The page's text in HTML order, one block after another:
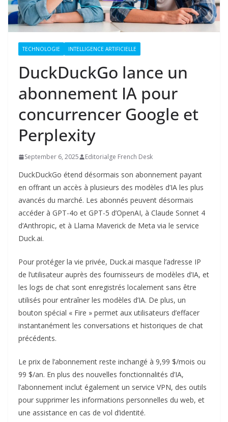
TECHNOLOGIE INTELLIGENCE ARTIFICIELLE
DuckDuckGo lance un
abonnement IA pour
concurrencer Google et
Perplexity
September 6, 2025 Editorialge French Desk
DuckDuckGo étend désormais son abonnement payant
en offrant un accès à plusieurs des modèles d’IA les plus
avancés du marché. Les abonnés peuvent désormais
accéder à GPT-4o et GPT-5 d’OpenAI, à Claude Sonnet 4
d’Anthropic, et à Llama Maverick de Meta via le service
Duck.ai.
Pour protéger la vie privée, Duck.ai masque l’adresse IP
de l’utilisateur auprès des fournisseurs de modèles d’IA, et
les logs de chat sont enregistrés localement sans être
utilisés pour entraîner les modèles d’IA. De plus, un
bouton spécial « Fire » permet aux utilisateurs d’effacer
instantanément les conversations et historiques de chat
précédents.
Le prix de l’abonnement reste inchangé à 9,99 $/mois ou
99 $/an. En plus des nouvelles fonctionnalités d’IA,
l’abonnement inclut également un service VPN, des outils
pour supprimer les informations personnelles du web, et
une assistance en cas de vol d’identité.